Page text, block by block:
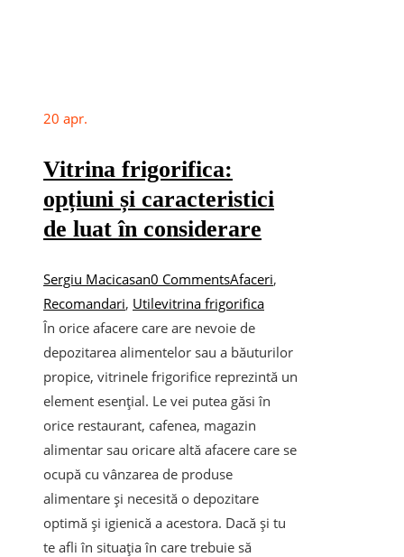
20 apr.
Vitrina frigorifica:
opțiuni și caracteristici
de luat în considerare
Sergiu Macicasan0 CommentsAfaceri,
Recomandari, Utilevitrina frigorifica
În orice afacere care are nevoie de
depozitarea alimentelor sau a băuturilor
propice, vitrinele frigorifice reprezintă un
element esențial. Le vei putea găsi în
orice restaurant, cafenea, magazin
alimentar sau oricare altă afacere care se
ocupă cu vânzarea de produse
alimentare și necesită o depozitare
optimă și igienică a acestora. Dacă și tu
te afli în situația în care trebuie să